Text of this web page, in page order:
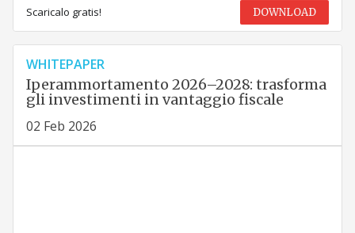
Scaricalo gratis! DOWNLOAD
WHITEPAPER
Iperammortamento 2026–2028: trasforma
gli investimenti in vantaggio fiscale
02 Feb 2026